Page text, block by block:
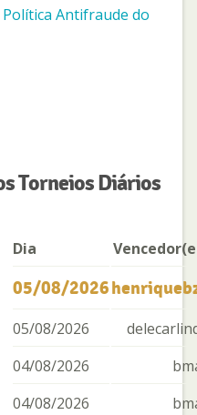
Antifraude do
Torneios Diários
Dia
05/08/2026
05/08/2026
04/08/2026
04/08/2026